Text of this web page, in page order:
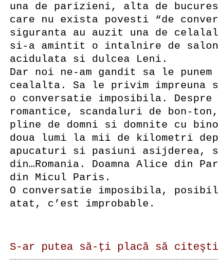
una de parizieni, alta de
care nu exista povesti “de
siguranta au auzit una de
si-a amintit o intalnire de
acidulata si dulcea Leni.
Dar noi ne-am gandit sa le punem
cealalta. Sa le privim impreuna
o conversatie imposibila. Despre
romantice, scandaluri de bon-
pline de domni si domnite cu
doua lumi la mii de kilometri
apucaturi si pasiuni asijderea,
din…Romania. Doamna Alice din
din Micul Paris.
O conversatie imposibila,
atat, c’est improbable.
S-ar putea să-ţi placă să